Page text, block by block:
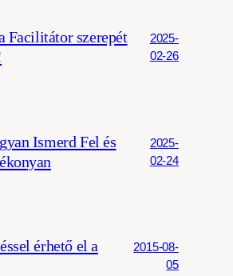
Facilitátor szerepét
2025-
02-26
Ismerd Fel és
2025-
02-24
érhető el a
2015-08-
05